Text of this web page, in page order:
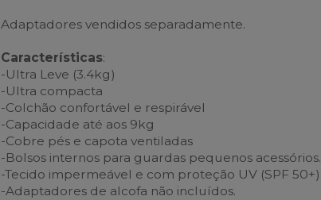
Adaptadores vendidos separadamente.
Características:
-Ultra Leve (3.4kg)
-Ultra compacta
-Colchão confortável e respirável
-Capacidade até aos 9kg
-Cobre pés e capota ventiladas
-Bolsos internos para guardas pequenos acessórios.
-Tecido impermeável e com proteção UV (SPF 50+)
-Adaptadores de alcofa não incluídos.